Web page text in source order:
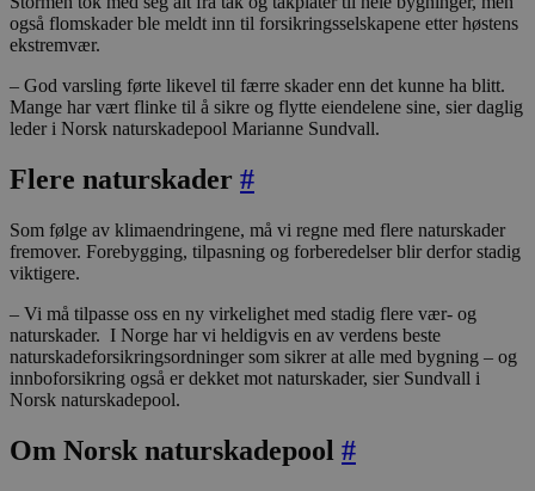
også flomskader ble meldt inn til forsikringsselskapene etter høstens
ekstremvær.
– God varsling førte likevel til færre skader enn det kunne ha blitt.
Mange har vært flinke til å sikre og flytte eiendelene sine, sier daglig
leder i Norsk naturskadepool Marianne Sundvall.
Flere naturskader #
Som følge av klimaendringene, må vi regne med flere naturskader
fremover. Forebygging, tilpasning og forberedelser blir derfor stadig
viktigere.
– Vi må tilpasse oss en ny virkelighet med stadig flere vær- og
naturskader. I Norge har vi heldigvis en av verdens beste
naturskadeforsikringsordninger som sikrer at alle med bygning – og
innboforsikring også er dekket mot naturskader, sier Sundvall i
Norsk naturskadepool.
Om Norsk naturskadepool #